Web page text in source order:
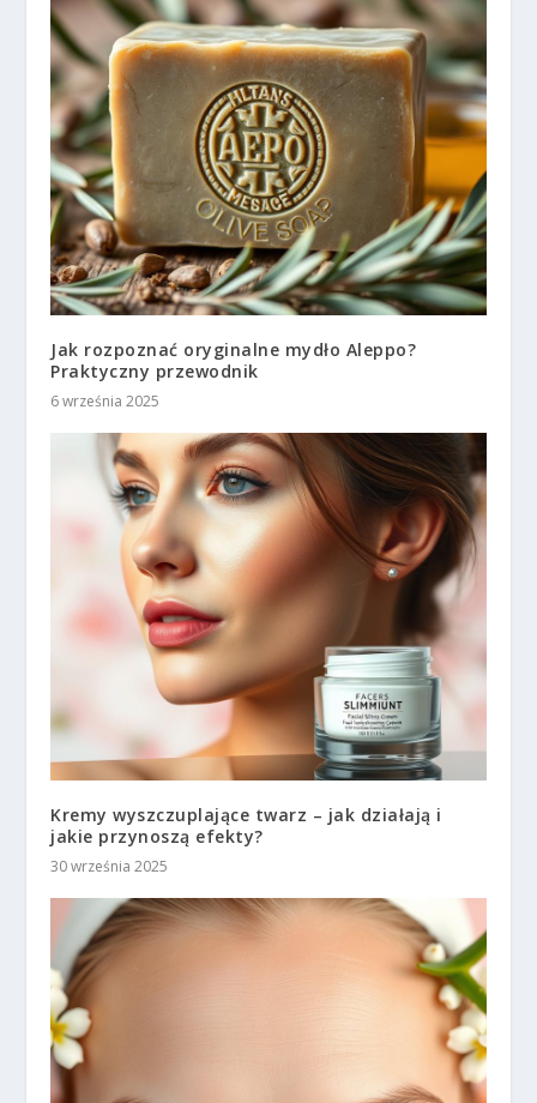
Jak rozpoznać oryginalne mydło Aleppo?
Praktyczny przewodnik
6 września 2025
Kremy wyszczuplające twarz – jak działają i
jakie przynoszą efekty?
30 września 2025